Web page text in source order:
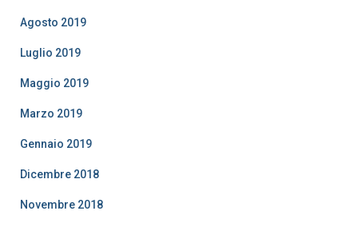
Agosto 2019
Luglio 2019
Maggio 2019
Marzo 2019
Gennaio 2019
Dicembre 2018
Novembre 2018